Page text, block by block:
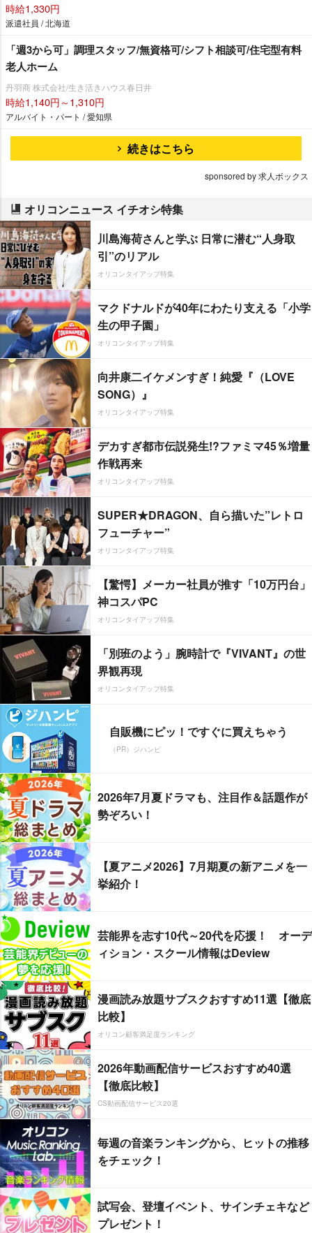
時給1,330円
派遣社員 / 北海道
「週3から可」調理スタッフ/無資格可/シフト相談可/住宅型有料
老人ホーム
丹羽商 株式会社/生き活きハウス春日井
時給1,140円～1,310円
アルバイト・パート / 愛知県
続きはこちら
sponsored by 求人ボックス
オリコンニュース イチオシ特集
川島海荷さんと学ぶ 日常に潜む“人身取
引”のリアル
オリコンタイアップ特集
マクドナルドが40年にわたり支える「小学
生の甲子園」
オリコンタイアップ特集
向井康二イケメンすぎ！純愛『（LOVE
SONG）』
オリコンタイアップ特集
デカすぎ都市伝説発生!?ファミマ45％増量
作戦再来
オリコンタイアップ特集
SUPER★DRAGON、自ら描いた”レトロ
フューチャー”
オリコンタイアップ特集
【驚愕】メーカー社員が推す「10万円台」
神コスパPC
オリコンタイアップ特集
「別班のよう」腕時計で『VIVANT』の世
界観再現
オリコンタイアップ特集
自販機にピッ！ですぐに買えちゃう
（PR）ジハンピ
2026年7月夏ドラマも、注目作＆話題作が
勢ぞろい！
【夏アニメ2026】7月期夏の新アニメを一
挙紹介！
芸能界を志す10代～20代を応援！ オーデ
ィション・スクール情報はDeview
漫画読み放題サブスクおすすめ11選【徹底
比較】
オリコン顧客満足度ランキング
2026年動画配信サービスおすすめ40選
【徹底比較】
CS動画配信サービス20選
毎週の音楽ランキングから、ヒットの推移
をチェック！
試写会、登壇イベント、サインチェキなど
プレゼント！